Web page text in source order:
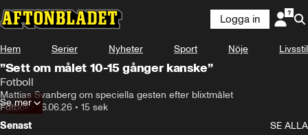
Logga in
Hem Serier Nyheter Sport Nöje Livsstil
”Sett om målet 10-15 gånger kanske”
Fotboll
Mattias Svanberg om speciella gesten efter blixtmålet
Fotboll•16.06.26 • 15 sek
Se mer
Senast
SE ALLA